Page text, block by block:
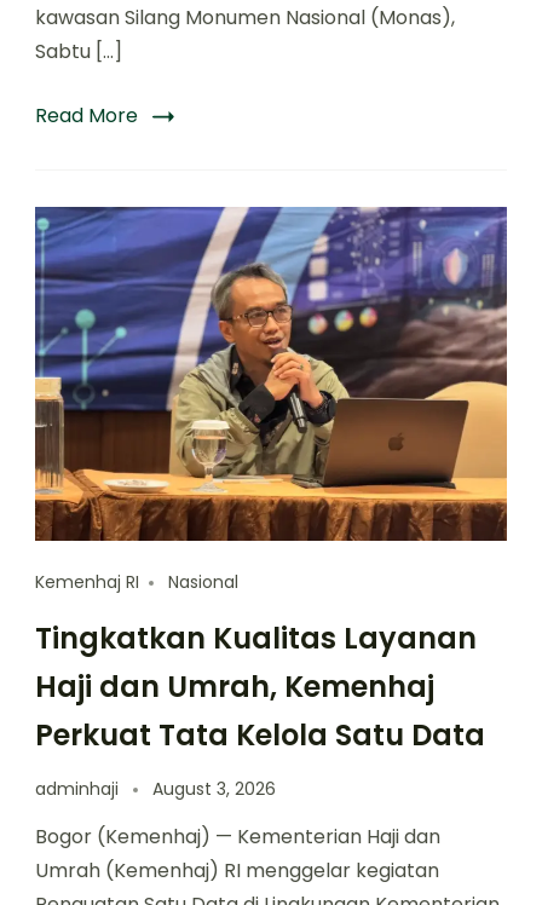
kawasan Silang Monumen Nasional (Monas),
Sabtu […]
Read More
Kemenhaj RI Nasional
Tingkatkan Kualitas Layanan
Haji dan Umrah, Kemenhaj
Perkuat Tata Kelola Satu Data
adminhaji August 3, 2026
Bogor (Kemenhaj) — Kementerian Haji dan
Umrah (Kemenhaj) RI menggelar kegiatan